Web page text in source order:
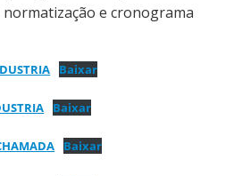
e cronograma
Baixar
Baixar
Baixar